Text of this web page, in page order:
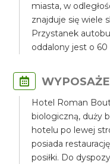
miasta, w
znajduje się wiele
Przystanek
oddalony jest o
Hotel Roman
biologiczną, duży
hotelu po lewej
posiada
posiłki. Do